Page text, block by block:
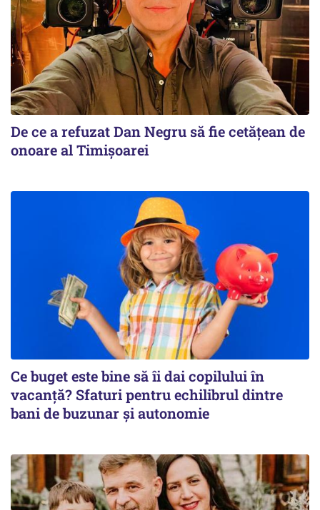
De ce a refuzat Dan Negru să fie cetățean de
onoare al Timișoarei
Ce buget este bine să îi dai copilului în
vacanță? Sfaturi pentru echilibrul dintre
bani de buzunar și autonomie